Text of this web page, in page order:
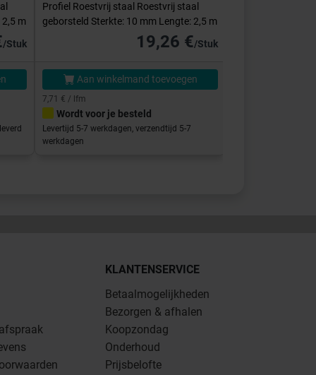
m
/Stuk
Profiel Roestvrij staal Roestvrij staal
geborsteld Sterkte: 10 mm Lengte: 2,5 m
19,26 €/Stuk
Aan winkelmand toevoegen
7,71 € / lfm
Wordt voor je besteld
Levertijd 5-7 werkdagen, verzendtijd 5-7
werkdagen
KLANTENSERVICE
Betaalmogelijkheden
Bezorgen & afhalen
Koopzondag
Onderhoud
Prijsbelofte